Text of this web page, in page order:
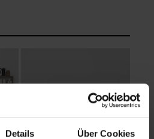
Details Über Cookies